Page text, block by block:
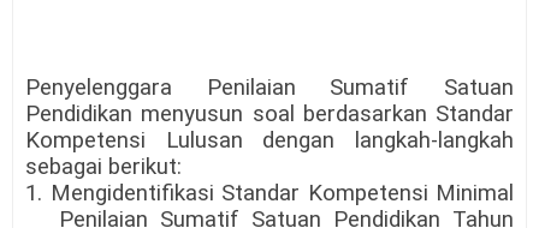
Penyelenggara Penilaian Sumatif Satuan
Pendidikan menyusun soal berdasarkan Standar
Kompetensi Lulusan dengan langkah-langkah
sebagai berikut:
1. Mengidentifikasi Standar Kompetensi Minimal
Penilaian Sumatif Satuan Pendidikan Tahun